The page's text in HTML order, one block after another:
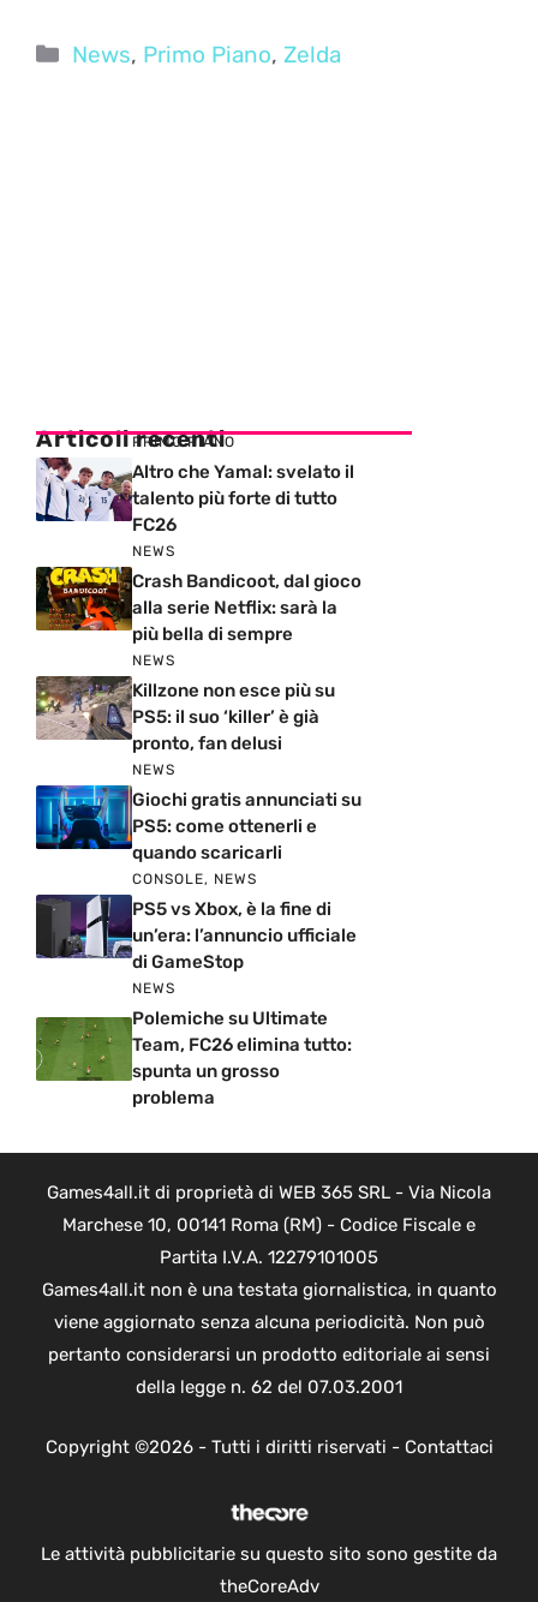
Categorie
News, Primo Piano,Zelda
Articoli recenti
PRIMO PIANO
Altro che Yamal: svelato il
talento più forte di tutto
FC26
NEWS
Crash Bandicoot, dal gioco
alla serie Netflix: sarà la
più bella di sempre
NEWS
Killzone non esce più su
PS5: il suo ‘killer’ è già
pronto, fan delusi
NEWS
Giochi gratis annunciati su
PS5: come ottenerli e
quando scaricarli
CONSOLE, NEWS
PS5 vs Xbox, è la fine di
un’era: l’annuncio ufficiale
di GameStop
NEWS
Polemiche su Ultimate
Team, FC26 elimina tutto:
spunta un grosso
problema
Games4all.it di proprietà di WEB 365 SRL - Via Nicola
Marchese 10, 00141 Roma (RM) - Codice Fiscale e
Partita I.V.A. 12279101005
Games4all.it non è una testata giornalistica, in quanto
viene aggiornato senza alcuna periodicità. Non può
pertanto considerarsi un prodotto editoriale ai sensi
della legge n. 62 del 07.03.2001
Copyright ©2026 - Tutti i diritti riservati - Contattaci
Le attività pubblicitarie su questo sito sono gestite da
theCoreAdv